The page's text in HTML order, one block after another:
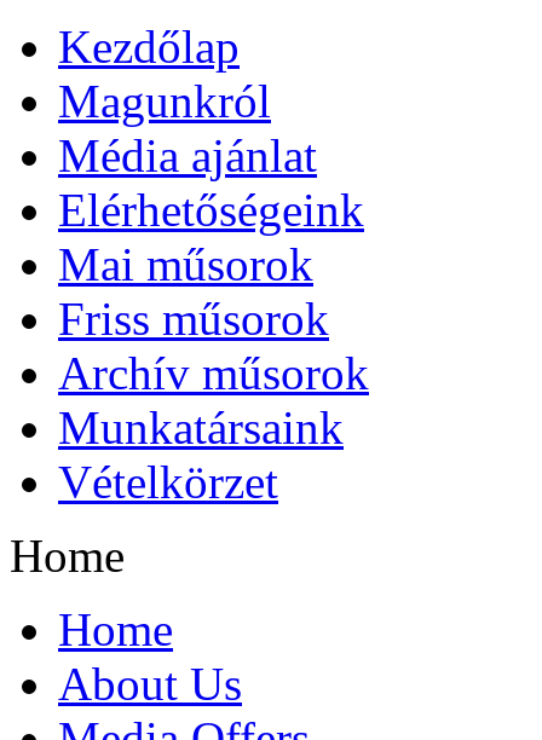
Kezdőlap
Magunkról
Média ajánlat
Elérhetőségeink
Mai műsorok
Friss műsorok
Archív műsorok
Munkatársaink
Vételkörzet
Home
Home
About Us